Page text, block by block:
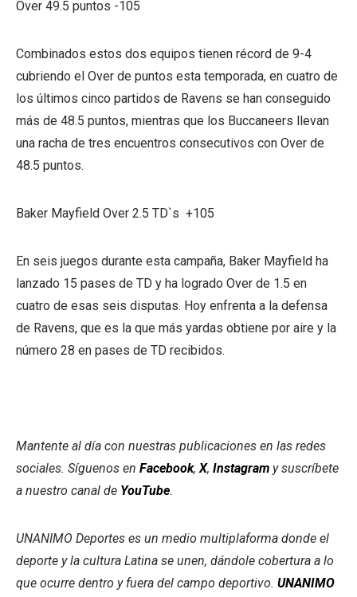
Over 49.5 puntos -105
Combinados estos dos equipos tienen récord de 9-4
cubriendo el Over de puntos esta temporada, en cuatro de
los últimos cinco partidos de Ravens se han conseguido
más de 48.5 puntos, mientras que los Buccaneers llevan
una racha de tres encuentros consecutivos con Over de
48.5 puntos.
Baker Mayfield Over 2.5 TD`s +105
En seis juegos durante esta campaña, Baker Mayfield ha
lanzado 15 pases de TD y ha logrado Over de 1.5 en
cuatro de esas seis disputas. Hoy enfrenta a la defensa
de Ravens, que es la que más yardas obtiene por aire y la
número 28 en pases de TD recibidos.
Mantente al día con nuestras publicaciones en las redes
sociales. Síguenos en Facebook,X, Instagram y suscríbete
a nuestro canal de YouTube.
UNANIMO Deportes es un medio multiplaforma donde el
deporte y la cultura Latina se unen, dándole cobertura a lo
que ocurre dentro y fuera del campo deportivo. UNANIMO